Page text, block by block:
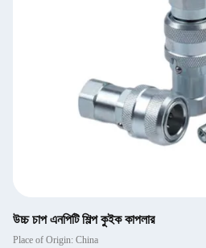
উচ্চ চাপ এনপিটি শিল্প কুইক কাপলার
Place of Origin: China